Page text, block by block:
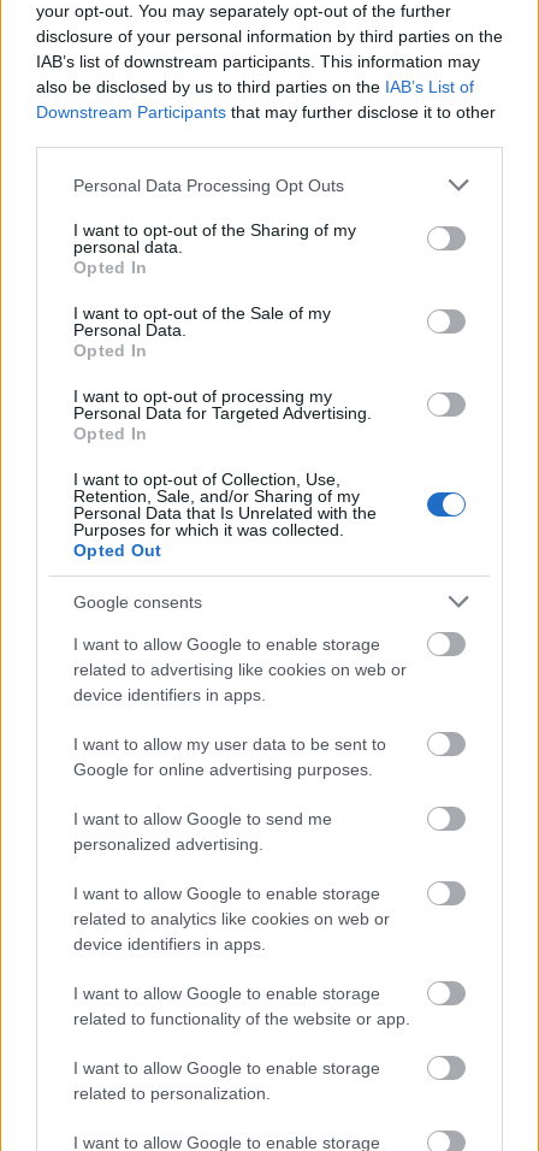
your opt-out. You may separately opt-out of the further
disclosure of your personal information by third parties on the
IAB’s list of downstream participants. This information may
also be disclosed by us to third parties on the IAB’s List of
Downstream Participants that may further disclose it to other
Please note that this website/app uses one or more Google
not limited to your visit or usage behaviour. You may click to
grant or deny consent to Google and its third-party tags to
use your data for below specified purposes in below Google
consent section.
Personal Data Processing Opt Outs
I want to opt-out of the Sharing of my
personal data.
Opted In
I want to opt-out of the Sale of my
Personal Data.
Opted In
I want to opt-out of processing my
Personal Data for Targeted Advertising.
Opted In
I want to opt-out of Collection, Use,
Retention, Sale, and/or Sharing of my
Personal Data that Is Unrelated with the
Purposes for which it was collected.
Opted Out
Google consents
I want to allow Google to enable storage
related to advertising like cookies on web or
device identifiers in apps.
I want to allow my user data to be sent to
Google for online advertising purposes.
I want to allow Google to send me
personalized advertising.
I want to allow Google to enable storage
related to analytics like cookies on web or
device identifiers in apps.
I want to allow Google to enable storage
related to functionality of the website or app.
I want to allow Google to enable storage
related to personalization.
I want to allow Google to enable storage
Az album a közelgő apokalipszis árnyékában
technológia fejlődése észrevehetően tovább
súlyosbított. A címet (No One Was Driving The Car
adó idézet, miszerint "az autót senki sem vezette",
egy rendőrtiszttől származik, amit az énekes Jordan
Dreyer egy halálos kimenetelű, önvezető Tesla-
a kérdést, hogy mennyire tudjuk irányítani a saját
életünket.„Bár nem élveztem a kreatív folyamatot,
mert megterhelő és gyakran nem szórakoztató, azt is
gondolom, hogy mégis ez a legszórakoztatóbb dolog,
amit valaha csináltam”– mondta Dreyer.- „
Azok a
felismerések, amelyet teszel, azok az áttörések. Mint
amikor folyton akadályokba ütközöl és hirtelen valami
bekattan, ami szinte isteni érzés, mintha valahonnan
máshonnan érkezett volna a szikra”.